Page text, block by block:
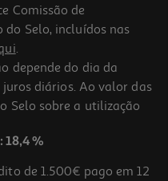
Comissão de
do Selo, incluídos nas
.
depende do dia da
diários. Ao valor das
Selo sobre a utilização
18,4 %
de 1.500€ pago em 12